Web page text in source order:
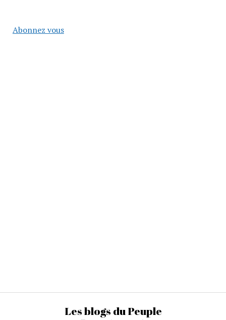
Abonnez vous
Les blogs du Peuple